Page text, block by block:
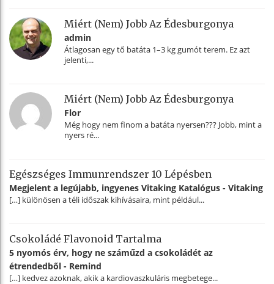
Miért (nem) Jobb Az Édesburgonya
admin
Átlagosan egy tő batáta 1–3 kg gumót terem. Ez azt
jelenti,...
Miért (nem) Jobb Az Édesburgonya
Flor
Még hogy nem finom a batáta nyersen??? Jobb, mint a
nyers ré...
Egészséges Immunrendszer 10 Lépésben
Megjelent a legújabb, ingyenes Vitaking Katalógus - Vitaking
[…] különösen a téli időszak kihívásaira, mint például...
Csokoládé Flavonoid Tartalma
5 nyomós érv, hogy ne száműzd a csokoládét az
étrendedből - Remind
[…] kedvez azoknak, akik a kardiovaszkuláris megbetege...